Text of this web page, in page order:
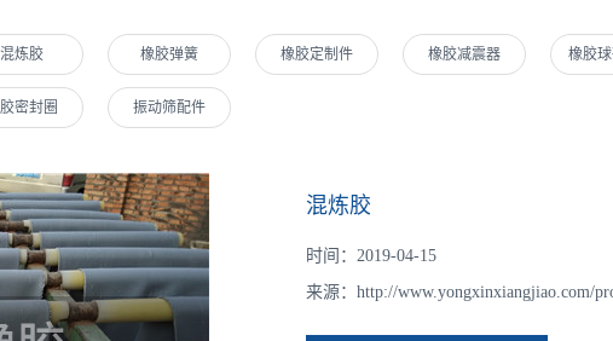
混炼胶 橡胶弹簧 橡胶定制件 橡胶减震器 橡胶
密封圈 振动筛配件
混炼胶
时间：2019-04-15
来源： http://www.yongxinxiangjiao.com/